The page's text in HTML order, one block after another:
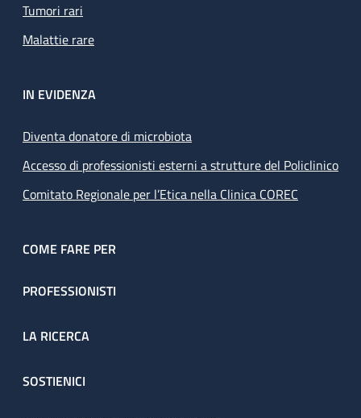
Tumori rari
Malattie rare
IN EVIDENZA
Diventa donatore di microbiota
Accesso di professionisti esterni a strutture del Policlinico
Comitato Regionale per l’Etica nella Clinica COREC
COME FARE PER
PROFESSIONISTI
LA RICERCA
SOSTIENICI